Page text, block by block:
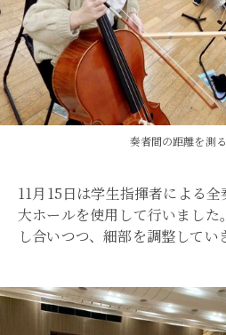
奏者間の距離を測
11月15日は学生指揮者による
大ホールを使用して行いました
し合いつつ、細部を調整してい